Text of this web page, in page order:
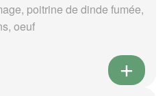
poitrine de dinde fumée,
oeuf